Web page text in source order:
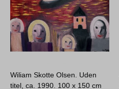
Wiliam Skotte Olsen. Uden
titel, ca. 1990. 100 x 150 cm